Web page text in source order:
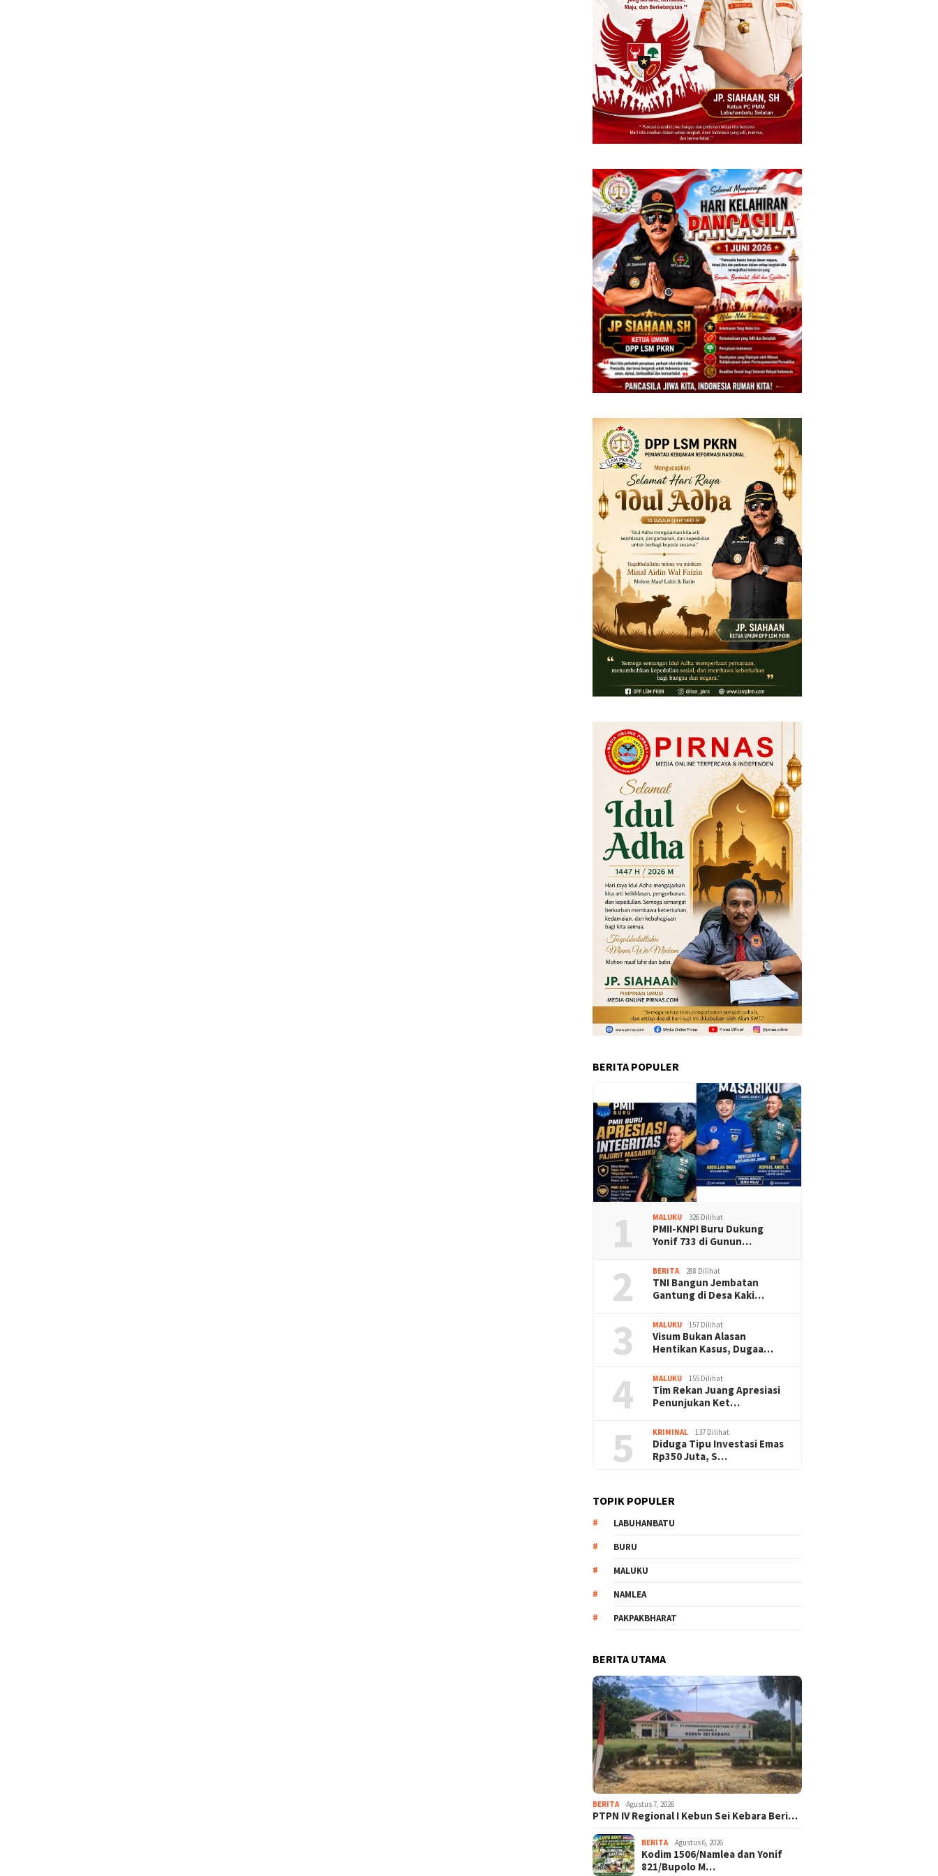
BERITA POPULER
1 MALUKU 326 Dilihat
PMII-KNPI Buru Dukung
Yonif 733 di Gunun…
2 BERITA 288 Dilihat
TNI Bangun Jembatan
Gantung di Desa Kaki…
3 MALUKU 157 Dilihat
Visum Bukan Alasan
Hentikan Kasus, Dugaa…
4 MALUKU 155 Dilihat
Tim Rekan Juang Apresiasi
Penunjukan Ket…
5 KRIMINAL 137 Dilihat
Diduga Tipu Investasi Emas
Rp350 Juta, S…
TOPIK POPULER
LABUHANBATU
BURU
MALUKU
NAMLEA
PAKPAKBHARAT
BERITA UTAMA
BERITA Agustus 7, 2026
PTPN IV Regional I Kebun Sei Kebara Beri…
BERITA Agustus 6, 2026
Kodim 1506/Namlea dan Yonif
821/Bupolo M…